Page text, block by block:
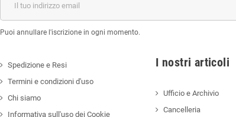
Puoi annullare l'iscrizione in ogni momento.
Spedizione e Resi
Termini e condizioni d'uso
Chi siamo
Informativa sull'uso dei Cookie
I nostri
Ufficio e Archivio
Cancelleria